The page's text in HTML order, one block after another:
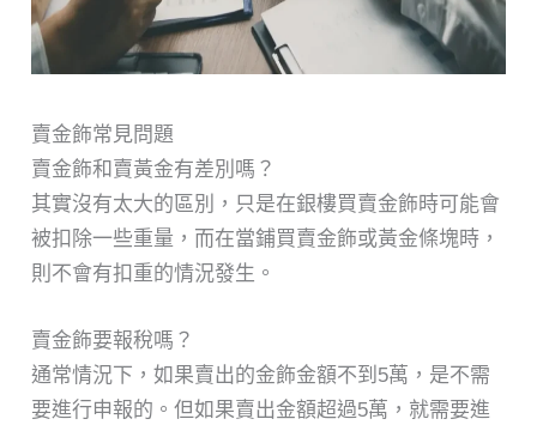
賣金飾常見問題
賣金飾和賣黃金有差別嗎？
其實沒有太大的區別，只是在銀樓買賣金飾時可能會
被扣除一些重量，而在當鋪買賣金飾或黃金條塊時，
則不會有扣重的情況發生。
賣金飾要報稅嗎？
通常情況下，如果賣出的金飾金額不到5萬，是不需
要進行申報的。但如果賣出金額超過5萬，就需要進